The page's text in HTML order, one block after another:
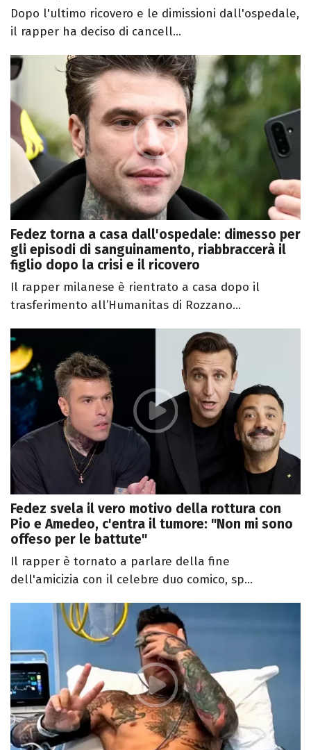
Dopo l'ultimo ricovero e le dimissioni dall'ospedale,
il rapper ha deciso di cancell...
Fedez torna a casa dall'ospedale: dimesso per
gli episodi di sanguinamento, riabbraccerà il
figlio dopo la crisi e il ricovero
Il rapper milanese è rientrato a casa dopo il
trasferimento all’Humanitas di Rozzano...
Fedez svela il vero motivo della rottura con
Pio e Amedeo, c'entra il tumore: "Non mi sono
offeso per le battute"
Il rapper è tornato a parlare della fine
dell'amicizia con il celebre duo comico, sp...